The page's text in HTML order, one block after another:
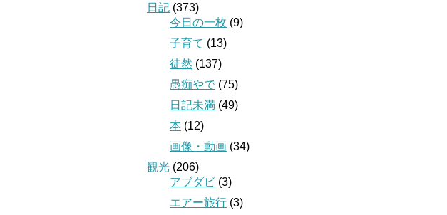
日記 (373)
今日の一枚 (9)
子育て (13)
徒然 (137)
愚痴やで (75)
日記未満 (49)
本 (12)
画像・動画 (34)
観光 (206)
アブダビ (3)
エアー旅行 (3)